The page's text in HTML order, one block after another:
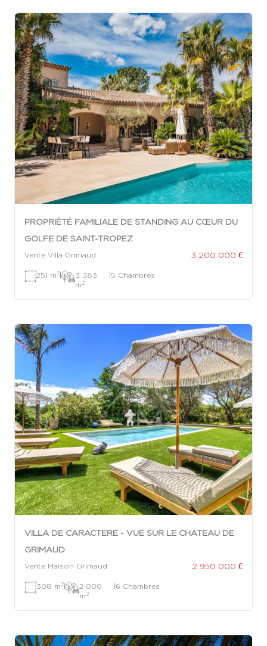
PROPRIÉTÉ FAMILIALE DE STANDING AU CŒUR DU
GOLFE DE SAINT-TROPEZ
Vente Villa Grimaud 3 200 000 €
251 m 2|
3 383
m 2
|5 Chambres
VILLA DE CARACTERE - VUE SUR LE CHATEAU DE
GRIMAUD
Vente Maison Grimaud 2 950 000 €
308 m 2|
2 000
m 2
|6 Chambres